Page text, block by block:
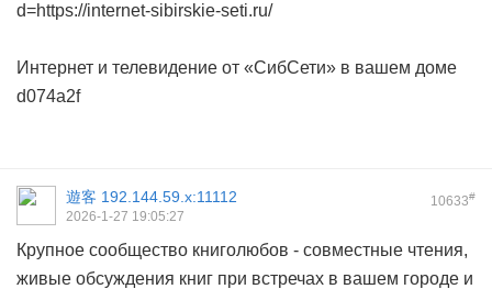
d=https://internet-sibirskie-seti.ru/
Интернет и телевидение от «СибСети» в вашем доме
d074a2f
10633#
遊客 192.144.59.x:11112
2026-1-27 19:05:27
Крупное сообщество книголюбов - совместные чтения,
живые обсуждения книг при встречах в вашем городе и